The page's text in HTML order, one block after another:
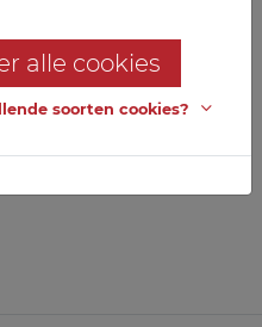
alle cookies
soorten cookies?